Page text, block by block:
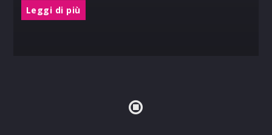
Leggi di più